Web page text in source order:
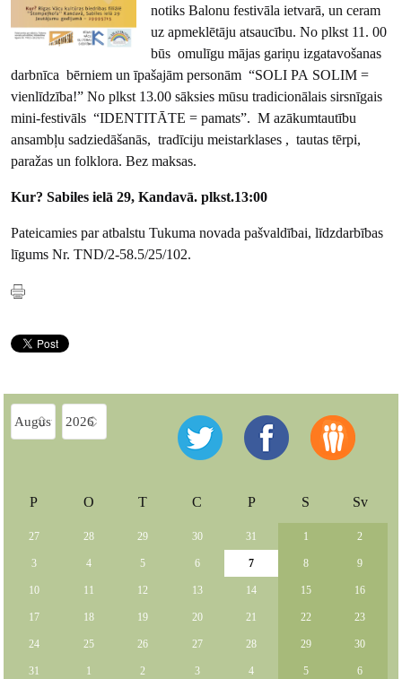
notiks Balonu festivāla ietvarā, un ceram
uz apmeklētāju atsaucību. No plkst 11. 00
būs omulīgu mājas gariņu izgatavošanas
darbnīca bērniem un īpašajām personām “SOLI PA SOLIM =
vienlīdzība!” No plkst 13.00 sāksies mūsu tradicionālais sirsnīgais
mini-festivāls “IDENTITĀTE = pamats”. M azākumtautību
ansambļu sadziedāšanās, tradīciju meistarklases , tautas tērpi,
paražas un folklora. Bez maksas.
Kur? Sabiles ielā 29, Kandavā. plkst.13:00
Pateicamies par atbalstu Tukuma novada pašvaldībai, līdzdarbības
līgums Nr. TND/2-58.5/25/102.
P O T C P S Sv
27 28 29 30 31 1 2
3 4 5 6 7 8 9
10 11 12 13 14 15 16
17 18 19 20 21 22 23
24 25 26 27 28 29 30
31 1 2 3 4 5 6